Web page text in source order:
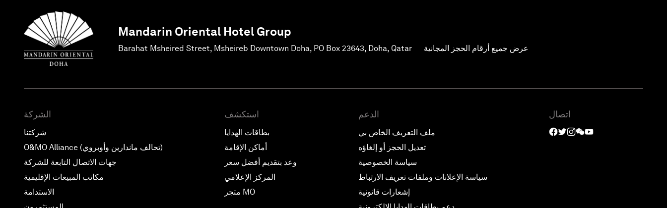
Mandarin Oriental Hotel Group
Barahat Msheired Street, Msheireb Downtown Doha, PO Box 23643, Doha, Qatar عرض جميع أرقام الحجز المجانية
الشركة
شركتنا
O&MO Alliance (تحالف ماندارين وأوبروي)
جهات الاتصال التابعة للشركة
مكاتب المبيعات الإقليمية
الاستدامة
استكشف
بطاقات الهدايا
أماكن الإقامة
وعد بتقديم أفضل سعر
المركز الإعلامي
متجر MO
الدعم
ملف التعريف الخاص بي
تعديل الحجز أو إلغاؤه
سياسة الخصوصية
سياسة الإعلانات وملفات تعريف الارتباط
إشعارات قانونية
اتصال